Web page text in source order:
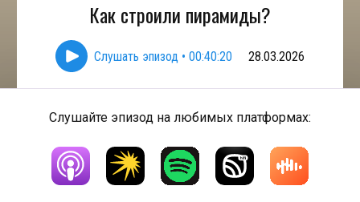
Как строили пирамиды?
Слушать эпизод • 00:40:20 28.03.2026
Слушайте эпизод на любимых платформах: